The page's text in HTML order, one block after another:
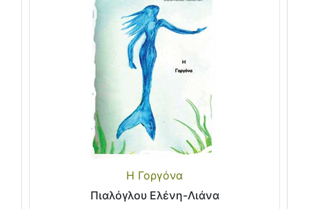
Η Γοργόνα
Πιαλόγλου Ελένη-Λιάνα